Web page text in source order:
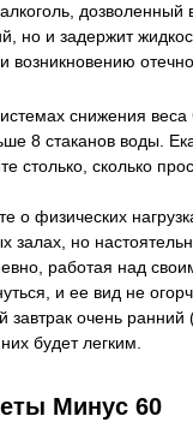
дозволенный
но и задержит
возникновению
снижения
8 стаканов воды.
столько, сколько
о физических
залах, но
работая над
и ее вид не
завтрак очень
будет легким.
Минус 60